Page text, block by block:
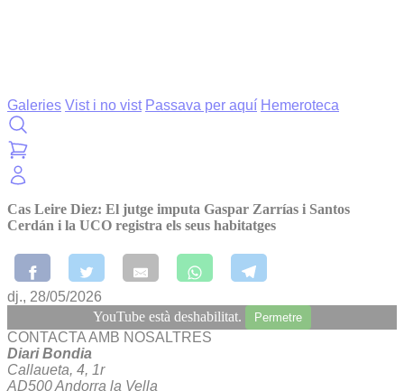
Galeries Vist i no vist Passava per aquí Hemeroteca
Cas Leire Diez: El jutge imputa Gaspar Zarrías i Santos
Cerdán i la UCO registra els seus habitatges
dj., 28/05/2026
YouTube està deshabilitat.
Permetre
CONTACTA AMB NOSALTRES
Diari Bondia
Callaueta, 4, 1r
AD500 Andorra la Vella